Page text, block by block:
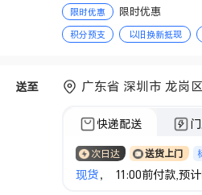
限时优惠 限时优惠
积分预支 以旧换新抵现
送至 广东省 深圳市 龙岗区
快递配送
次日达 送货上门
现货， 11:00前付款,预